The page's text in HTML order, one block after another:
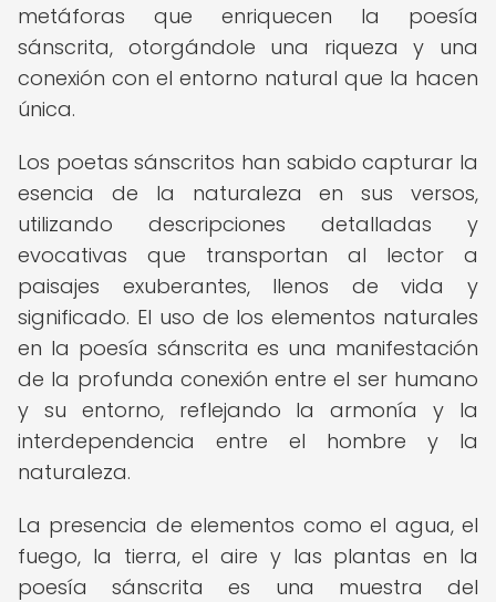
metáforas que enriquecen la poesía
sánscrita, otorgándole una riqueza y una
conexión con el entorno natural que la hacen
única.
Los poetas sánscritos han sabido capturar la
esencia de la naturaleza en sus versos,
utilizando descripciones detalladas y
evocativas que transportan al lector a
paisajes exuberantes, llenos de vida y
significado. El uso de los elementos naturales
en la poesía sánscrita es una manifestación
de la profunda conexión entre el ser humano
y su entorno, reflejando la armonía y la
interdependencia entre el hombre y la
naturaleza.
La presencia de elementos como el agua, el
fuego, la tierra, el aire y las plantas en la
poesía sánscrita es una muestra del